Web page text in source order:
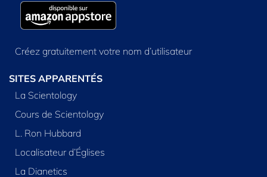
Créez gratuitement votre nom d’utilisateur
SITES APPARENTÉS
La Scientology
Cours de Scientology
L. Ron Hubbard
Localisateur d’Églises
La Dianetics